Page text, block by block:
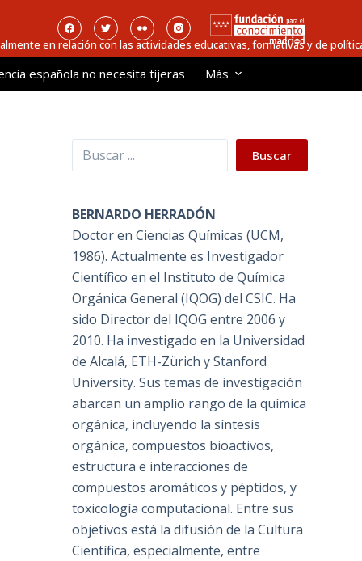
en relación con las actividades educativas, formativas y de
española no necesita tijeras Más
Buscar Buscar
BERNARDO HERRADÓN
Doctor en Ciencias Químicas (UCM,
1986). Actualmente es Investigador
Científico en el Instituto de Química
Orgánica General (IQOG) del CSIC. Ha
sido Director del IQOG entre 2006 y
2010. Ha investigado en la Universidad
de Alcalá, ETH-Zürich y Stanford
University. Sus temas de investigación
abarcan un amplio rango de la química
orgánica, incluyendo la síntesis
orgánica, compuestos bioactivos,
estructura e interacciones de
compuestos aromáticos y péptidos, y
toxicología computacional. Entre sus
objetivos está la difusión de la Cultura
Científica, especialmente, entre